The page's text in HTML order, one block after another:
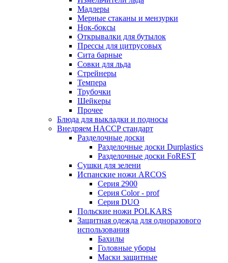
Мадлеры
Мерные стаканы и мензурки
Нок-боксы
Открывалки для бутылок
Прессы для цитрусовых
Сита барные
Совки для льда
Стрейнеры
Темпера
Трубочки
Шейкеры
Прочее
Блюда для выкладки и подносы
Внедряем HACCP стандарт
Разделочные доски
Разделочные доски Durplastics
Разделочные доски FoREST
Сушки для зелени
Испанские ножи ARCOS
Серия 2900
Серия Color - prof
Серия DUO
Польские ножи POLKARS
Защитная одежда для одноразового
использования
Бахилы
Головные уборы
Маски защитные